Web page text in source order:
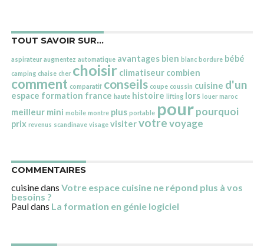
TOUT SAVOIR SUR…
aspirateur augmentez automatique avantages bien blanc bordure bébé
camping chaise cher choisir climatiseur combien
comment comparatif conseils coupe coussin cuisine d'un
espace formation france haute histoire lifting lors louer maroc
meilleur mini mobile montre plus portable pour pourquoi
prix revenus scandinave visage visitervotrevoyage
COMMENTAIRES
cuisinedans Votre espace cuisine ne répond plus à vos
besoins ?
Pauldans La formation en génie logiciel